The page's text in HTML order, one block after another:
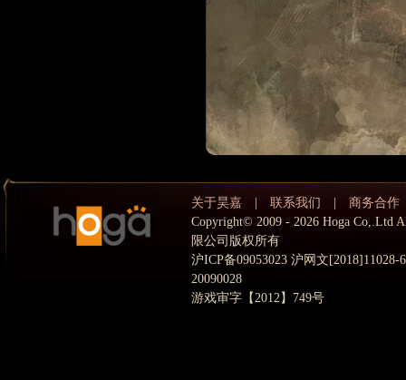
关于昊嘉 | 联系我们 | 商务合作
Copyright© 2009 - 2026 Hoga Co,.Ltd
限公司版权所有
沪ICP备09053023 沪网文
20090028
游戏审字【2012】749号